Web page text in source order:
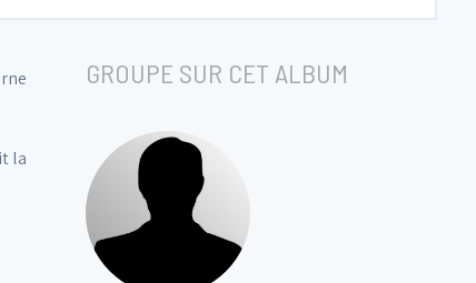
la
GROUPE SUR CET ALBUM